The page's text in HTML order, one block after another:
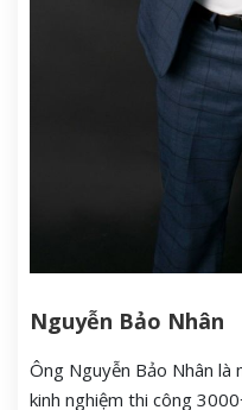
Nguyễn Bảo Nhân
Ông Nguyễn Bảo Nhân
kinh nghiệm thi công